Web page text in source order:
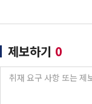
제보하기 0